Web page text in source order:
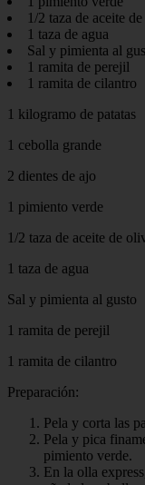
1/2 taza de aceite
1 taza de agua
Sal y pimienta al
1 ramita de perejil
1 ramita de cilantro
1 kilogramo de patatas
1 cebolla grande
2 dientes de ajo
1 pimiento verde
1/2 taza de aceite de
1 taza de agua
Sal y pimienta al gusto
1 ramita de perejil
1 ramita de cilantro
Preparación:
Pela y corta las
Pela y pica
pimiento verde.
En la olla